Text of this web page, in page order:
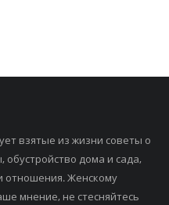
взятые из жизни советы о
дома и сада,
отношения. Женскому
мнение, не стесняйтесь